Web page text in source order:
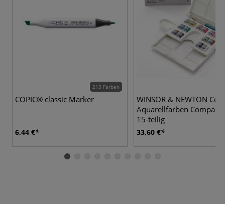
213 Farben
COPIC® classic Marker
6,44 €
WINSOR & NEWTON
Aquarellfarben Compact
15-teilig
33,60 €